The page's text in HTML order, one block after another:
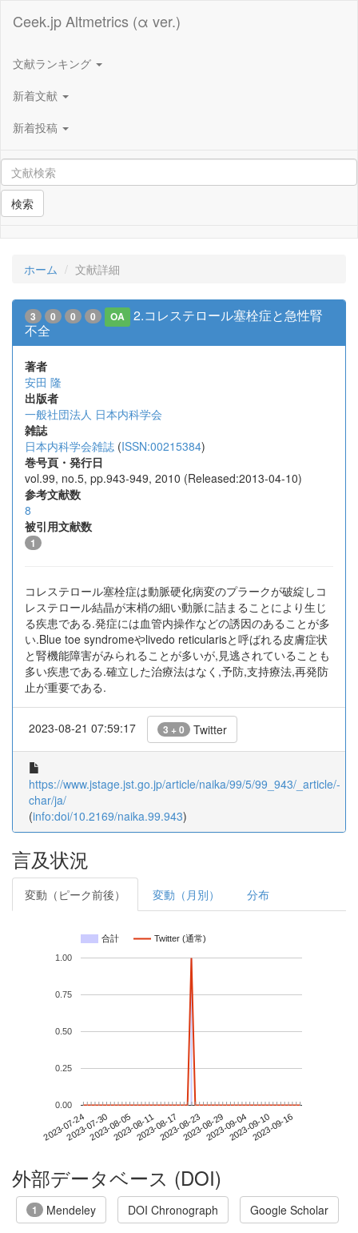
Ceek.jp Altmetrics (α ver.)
文献ランキング
新着文献
新着投稿
検索
ホーム 文献詳細
3 0 0 0 OA
2.コレステロール塞栓症と急性腎
不全
著者
安田 隆
出版者
一般社団法人 日本内科学会
雑誌
日本内科学会雑誌 (ISSN:00215384)
巻号頁・発行日
vol.99, no.5, pp.943-949, 2010 (Released:2013-04-10)
参考文献数
8
被引用文献数
1
コレステロール塞栓症は動脈硬化病変のプラークが破綻しコ
レステロール結晶が末梢の細い動脈に詰まることにより生じ
る疾患である.発症には血管内操作などの誘因のあることが多
い.Blue toe syndromeやlivedo reticularisと呼ばれる皮膚症状
と腎機能障害がみられることが多いが,見逃されていることも
多い疾患である.確立した治療法はなく,予防,支持療法,再発防
止が重要である.
2023-08-21 07:59:17 3 + 0 Twitter
https://www.jstage.jst.go.jp/article/naika/99/5/99_943/_article/-
char/ja/
(info:doi/10.2169/naika.99.943)
言及状況
変動（ピーク前後） 変動（月別） 分布
合計 Twitter (通常)
2023-07-242023-07-302023-08-052023-08-112023-08-172023-08-232023-08-292023-09-042023-09-102023-09-16
0.00
0.25
0.50
0.75
1.00
外部データベース (DOI)
1 Mendeley DOI Chronograph Google Scholar